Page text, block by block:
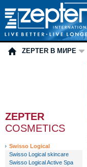
ZEPTER В МИРЕ
ZEPTER
COSMETICS
Swisso Logical
Swisso Logical skincare
Swisso Logical Active Spa